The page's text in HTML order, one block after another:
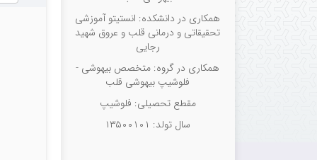
همکاری در دانشکده: انستیتو آموزشی
تحقیقاتی و درمانی قلب و عروق شهید
رجایی
همکاری در گروه: متخصص بیهوشی -
فلوشیپ بیهوشی قلب
مقطع تحصیلی: فلوشیپ
سال تولد: ۱۳۵۰۰۱۰۱